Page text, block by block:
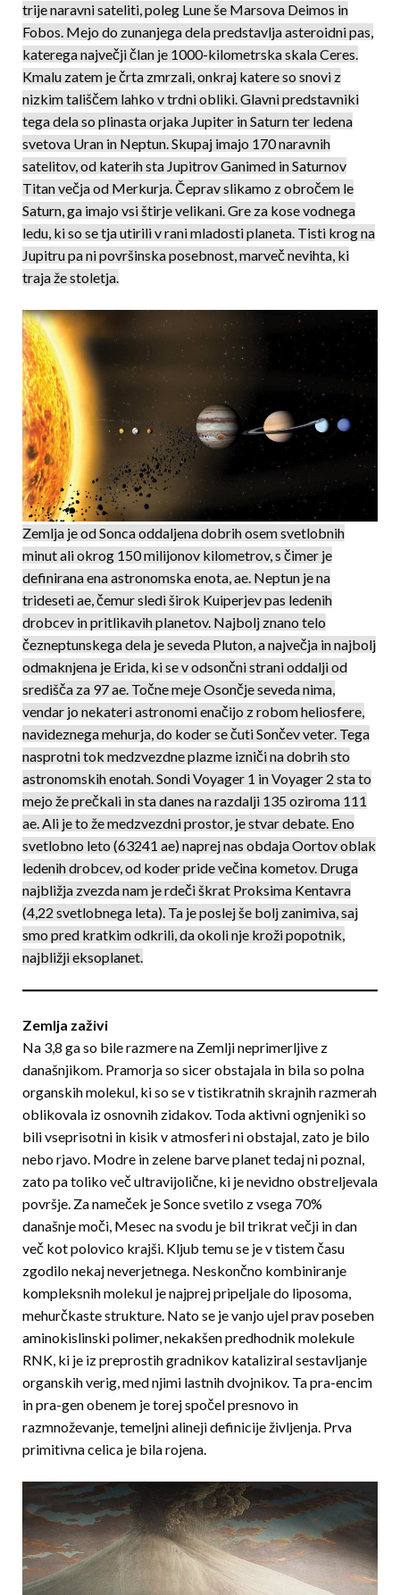
trije naravni sateliti, poleg Lune še Marsova Deimos in
Fobos. Mejo do zunanjega dela predstavlja asteroidni pas,
katerega največji član je 1000-kilometrska skala Ceres.
Kmalu zatem je črta zmrzali, onkraj katere so snovi z
nizkim tališčem lahko v trdni obliki. Glavni predstavniki
tega dela so plinasta orjaka Jupiter in Saturn ter ledena
svetova Uran in Neptun. Skupaj imajo 170 naravnih
satelitov, od katerih sta Jupitrov Ganimed in Saturnov
Titan večja od Merkurja. Če­prav slikamo z obročem le
Saturn, ga imajo vsi štirje velikani. Gre za kose vodnega
ledu, ki so se tja utirili v rani mladosti planeta. Tisti krog na
Jupitru pa ni površinska posebnost, marveč nevihta, ki
traja že stoletja.
Zemlja je od Sonca oddaljena dobrih osem svetlobnih
minut ali okrog 150 milijonov kilometrov, s či­mer je
definirana ena astronomska enota, ae. Neptun je na
trideseti ae, čemur sledi širok Kuiperjev pas ledenih
drobcev in pritlikavih planetov. Najbolj znano telo
čezneptunskega dela je seveda Pluton, a največja in najbolj
odmaknjena je Erida, ki se v odsončni strani oddalji od
središča za 97 ae. Točne meje Osončje seveda nima,
vendar jo nekateri astronomi enačijo z robom heliosfere,
navideznega mehurja, do koder se čuti Sončev veter. Tega
nasprotni tok medzvezdne plazme izniči na dobrih sto
astronomskih enotah. Sondi Voyager 1 in Voyager 2 sta to
me­jo že prečkali in sta danes na razdalji 135 oziroma 111
ae. Ali je to že medzvezdni prostor, je stvar debate. Eno
svetlobno leto (63241 ae) naprej nas obdaja Oortov oblak
ledenih drobcev, od koder pride večina kometov. Druga
najbližja zvezda nam je rdeči škrat Proksima Kentavra
(4,22 svetlobnega leta). Ta je poslej še bolj zanimiva, saj
smo pred kratkim odkrili, da okoli nje kroži popotnik,
najbližji eksoplanet.
Zemlja zaživi
Na 3,8 ga so bile razmere na Zemlji neprimerljive z
današnjikom. Pramorja so sicer obstajala in bila so polna
organskih molekul, ki so se v tistikratnih sk­rajnih razmerah
oblikovala iz osnovnih zidakov. Toda aktivni ognjeniki so
bili vseprisotni in kisik v atmosferi ni obstajal, zato je bilo
nebo rjavo. Modre in zelene barve planet tedaj ni poznal,
zato pa toliko več ultravijolične, ki je nevidno obstreljevala
površje. Za nameček je Sonce svetilo z vsega 70%
današnje moči, Mesec na svodu je bil trikrat večji in dan
več kot polovico krajši. Kljub temu se je v tis­tem času
zgodilo nekaj neverjetnega. Neskončno kombiniranje
kompleksnih molekul je najprej pripeljale do liposoma,
mehurčkaste strukture. Nato se je vanjo ujel prav poseben
aminokislinski polimer, nekakšen predhodnik molekule
RNK, ki je iz preprostih gradnikov kataliziral sestavljanje
organskih verig, med njimi lastnih dvojnikov. Ta pra-encim
in pra-gen obenem je torej spočel presnovo in
razmnoževanje, temeljni alineji definicije življenja. Prva
primitivna celica je bila rojena.